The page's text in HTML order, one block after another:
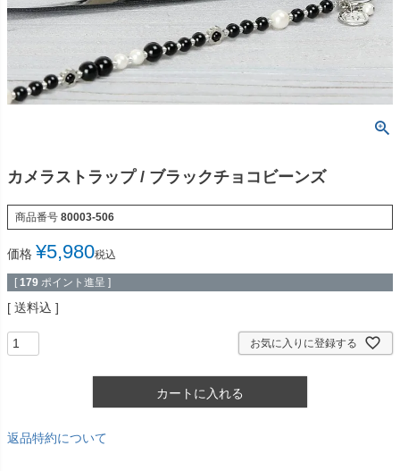
カメラストラップ / ブラックチョコビーンズ
商品番号 80003-506
価格 ¥5,980税込
[ 179 ポイント進呈 ]
送料込
お気に入りに登録する
カートに入れる
返品特約について